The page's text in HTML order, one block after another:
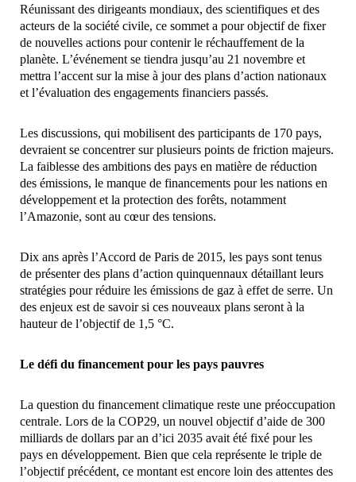
Réunissant des dirigeants mondiaux, des scientifiques et des
acteurs de la société civile, ce sommet a pour objectif de fixer
de nouvelles actions pour contenir le réchauffement de la
planète. L’événement se tiendra jusqu’au 21 novembre et
mettra l’accent sur la mise à jour des plans d’action nationaux
et l’évaluation des engagements financiers passés.
Les discussions, qui mobilisent des participants de 170 pays,
devraient se concentrer sur plusieurs points de friction majeurs.
La faiblesse des ambitions des pays en matière de réduction
des émissions, le manque de financements pour les nations en
développement et la protection des forêts, notamment
l’Amazonie, sont au cœur des tensions.
Dix ans après l’Accord de Paris de 2015, les pays sont tenus
de présenter des plans d’action quinquennaux détaillant leurs
stratégies pour réduire les émissions de gaz à effet de serre. Un
des enjeux est de savoir si ces nouveaux plans seront à la
hauteur de l’objectif de 1,5 °C.
Le défi du financement pour les pays pauvres
La question du financement climatique reste une préoccupation
centrale. Lors de la COP29, un nouvel objectif d’aide de 300
milliards de dollars par an d’ici 2035 avait été fixé pour les
pays en développement. Bien que cela représente le triple de
l’objectif précédent, ce montant est encore loin des attentes des